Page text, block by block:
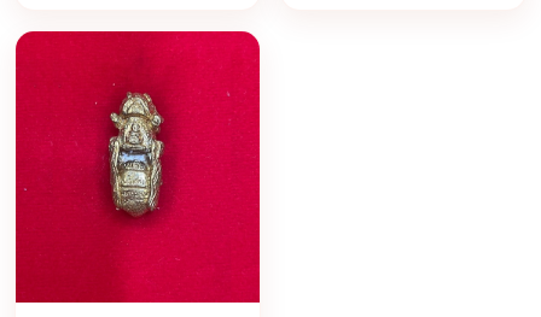
อื่นๆหากผู้ใดอยู่ในช่วงดวงตก ก็
จะช่วยให้แคล้วคลาดจากภัยพิบัติ